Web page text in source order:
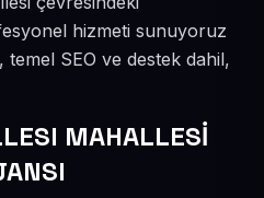
hizmeti sunuyoruz
SEO ve destek dahil,
MAHALLESİ